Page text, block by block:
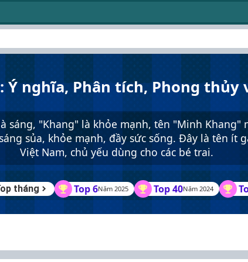
Ý nghĩa, Phân tích, Phong thủy
sáng, "Khang" là khỏe mạnh, tên "Minh Khang"
sủa, khỏe mạnh, đầy sức sống. Đây là tên ít
Việt Nam, chủ yếu dùng cho các bé trai.
tháng Top 6Năm 2025 Top 40Năm 2024